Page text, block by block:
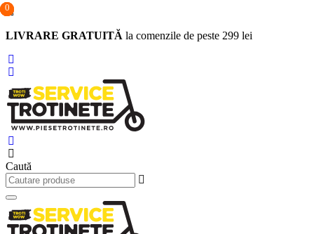
Sari
conținut
LIVRARE GRATUITĂ la comenzile de peste 299 lei
0
Caută
0
0